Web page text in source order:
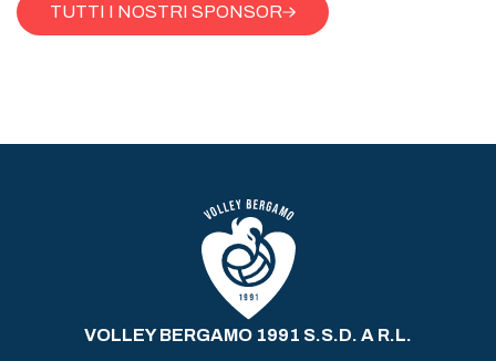
TUTTI I NOSTRI SPONSOR
VOLLEY BERGAMO 1991 S.S.D. A R.L.